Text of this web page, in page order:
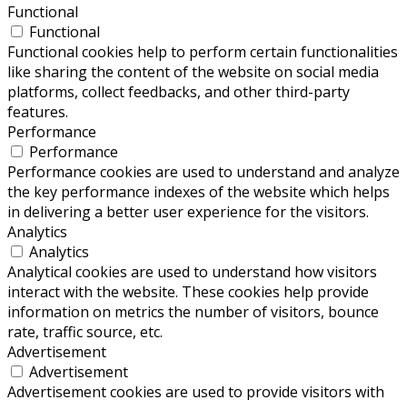
Functional
Functional
Functional cookies help to perform certain functionalities
like sharing the content of the website on social media
platforms, collect feedbacks, and other third-party
features.
Performance
Performance
Performance cookies are used to understand and analyze
the key performance indexes of the website which helps
in delivering a better user experience for the visitors.
Analytics
Analytics
Analytical cookies are used to understand how visitors
interact with the website. These cookies help provide
information on metrics the number of visitors, bounce
rate, traffic source, etc.
Advertisement
Advertisement
Advertisement cookies are used to provide visitors with